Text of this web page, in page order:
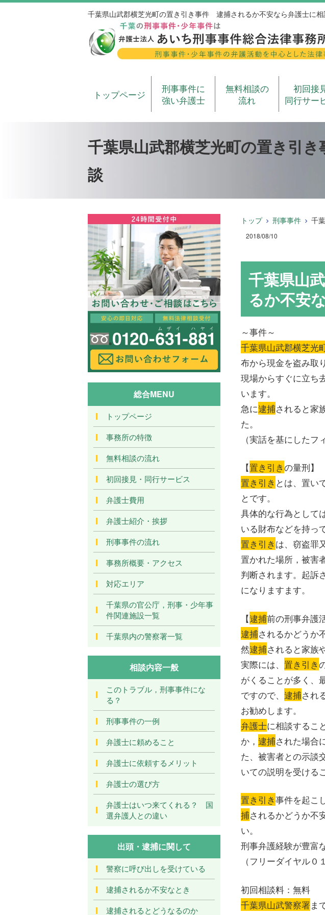
千葉県山武郡横芝光町の置き引き事件 逮捕されるか不安なら弁護士に相
トップページ
刑事事件に
強い弁護士
無料相談の
流れ
初回接
同行サー
千葉県山武郡横芝光町の置き引
談
トップ 刑事事件 千
2018/08/10
千葉県山
るか不安
～事件～
千葉県山武郡横芝光
布から現金を盗み取
現場からすぐに立ち
います。
急に逮捕されると家
た。
（実話を基にしたフ
【置き引きの量刑】
置き引き とは、置い
とです。
具体的な行為として
いる財布などを持っ
置き引きは、窃盗罪
置かれた場所，被害
判断されます。起訴
になりますます。
【逮捕前の刑事弁護
逮捕されるかどうか
然逮捕されると家族
実際には、 置き引き
がくることが多く、
ですので、 逮捕され
お勧めします。
弁護士に相談するこ
か， 逮捕された場合
た、被害者との示談
いての説明を受ける
置き引き事件を起こ
捕されるかどうか不
い。
刑事弁護経験が豊富
（フリーダイヤル０
初回相談料：無料
千葉県山武警察署ま
総合MENU
トップページ
事務所の特徴
無料相談の流れ
初回接見・同行サービス
弁護士費用
弁護士紹介・挨拶
刑事事件の流れ
事務所概要・アクセス
対応エリア
千葉県の官公庁，刑事・少年事
件関連施設一覧
千葉県内の警察署一覧
相談内容一般
このトラブル，刑事事件にな
る？
刑事事件の一例
弁護士に頼めること
弁護士に依頼するメリット
弁護士の選び方
弁護士はいつ来てくれる？ 国
選弁護人との違い
出頭・逮捕に関して
警察に呼び出しを受けている
逮捕されるか不安なとき
逮捕されるとどうなるのか